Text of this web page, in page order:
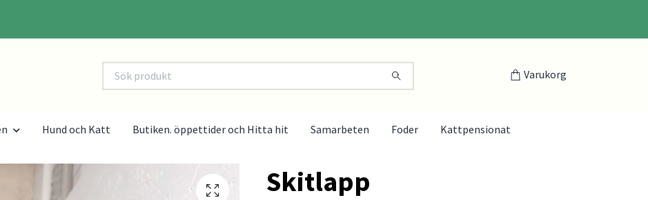
Varukorg
Hund och Katt Butiken. öppettider och Hitta hit Samarbeten Foder Kattpensionat
Skitlapp